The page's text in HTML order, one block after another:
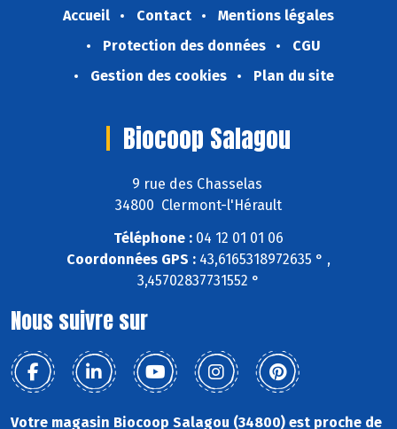
Accueil Contact
Mentions légales
Protection des données
CGU
Gestion des cookies
Plan du site
Biocoop Salagou
9 rue des Chasselas
34800 Clermont-l'Hérault
Téléphone : 04 12 01 01 06
Coordonnées GPS : 43,6165318972635 ° ,
3,45702837731552 °
Nous suivre sur
Votre magasin Biocoop Salagou (34800) est proche de